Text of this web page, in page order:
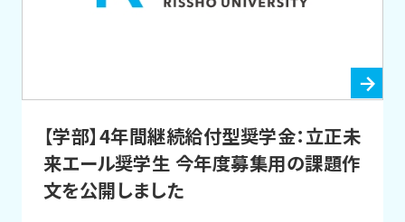
【学部】4年間継続給付型奨学金：立正未
来エール奨学生 今年度募集用の課題作
文を公開しました